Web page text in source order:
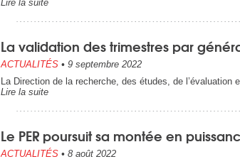
Lire la suite
La validation des trimestres par
ACTUALITÉS • 9 septembre 2022
La Direction de la recherche, des études, de
Lire la suite
Le PER poursuit sa montée en
ACTUALITÉS • 8 août 2022